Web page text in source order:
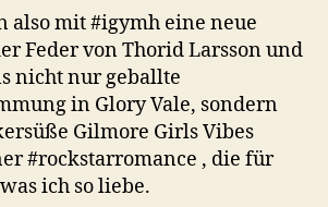
also mit #igymh eine neue
Feder von Thorid Larsson und
nicht nur geballte
in Glory Vale, sondern
Gilmore Girls Vibes
#rockstarromance , die für
ich so liebe.